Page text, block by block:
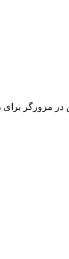
در مرورگر